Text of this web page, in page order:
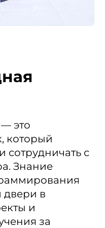
это
который
сотрудничать с
Знание
двери в
и
за